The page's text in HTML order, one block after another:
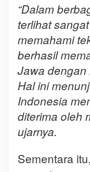
“Dalam
terlihat
memahami
berhasil
Jawa dengan
Hal ini
Indonesia
diterima oleh
ujarnya.
Sementara itu,